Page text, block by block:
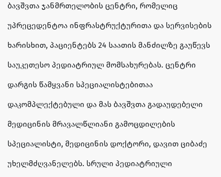
ბავშვთა ჯანმრთელობის ცენტრი, რომელიც
უპრეცედენტოა ინფრასტრუქტურითა და სერვისების
ხარისხით, პაციენტებს 24 საათის მანძილზე გაუწევს
საუკეთესო პედიატრიულ მომსახურებას. ცენტრი
დარგის წამყვანი სპეციალისტებითაა
დაკომპლექტებული და მას ბავშვთა გადაუდებელი
მედიცინის მრავალწლიანი გამოცდილების
სპეციალისტი, მედიცინის დოქტორი, დავით ციბაძე
უხელმძღვანელებს. სრული პედიატრიული